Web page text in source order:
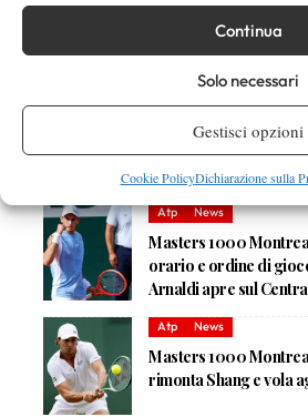
Continua
Solo necessari
Gestisci opzioni
Cookie PolicyDichiarazione sulla
Norrie scrive la sua
rimonta folle su de
Paolini salta il WTA
difenderà la finale del
Atp News
Masters 1000
orario e ordine di
Arnaldi apre sul
Atp News
Masters 1000
rimonta Shang e vola